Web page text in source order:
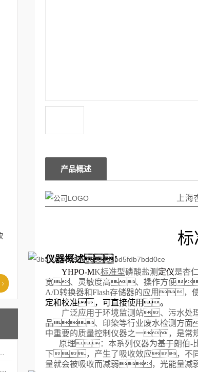
产品概述
上
标
仪器概述：
YHPO-MK标准型磷酸盐测 定仪是杏
宽、灵敏度高、操作方便
A/D转换器和Flash存储器的应用，
定和校准， 可直接使用。
广泛应用于环境监测站、污
品、印染等行业废水检测方面
中重要的质量控制仪器之一，是常
原理：本系列仪器为基于朗伯
下，产生了吸收效应，不同
量就会被吸收而减弱，光能量减